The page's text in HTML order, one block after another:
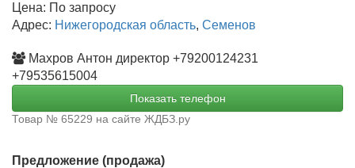
Цена: По запросу
Адрес: Нижегородская область, Семенов
Махров Антон директор +79200124231
+79535615004
Показать телефон
Товар № 65229 на сайте ЖДБЗ.ру
Предложение (продажа)